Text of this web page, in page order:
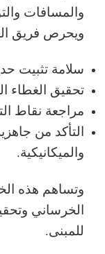
والمسافات
ويحرص فريق
سلامة تثبيت
تحقيق الغطاء
مراجعة نقاط
التأكد من
والميكانيكية.
وتساهم هذه
الخرساني
للمبنى.